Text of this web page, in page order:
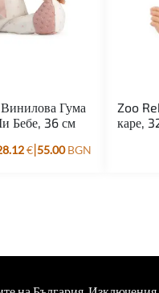
Гума
Бебе, 36 см
€|55.00 BGN
Zoo
каре,